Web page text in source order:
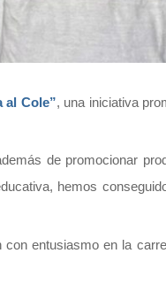
al Cole”, una iniciativa
de promocionar
hemos
entusiasmo en la